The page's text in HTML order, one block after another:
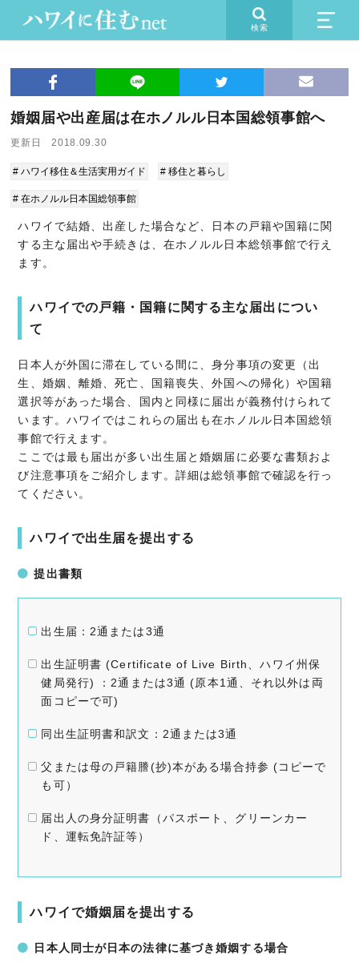
検索
婚姻届や出産届は在ホノルル日本国総領事館へ
更新日 2018.09.30
# ハワイ移住＆生活実用ガイド # 移住と暮らし
# 在ホノルル日本国総領事館
ハワイで結婚、出産した場合など、日本の戸籍や国籍に関
する主な届出や手続きは、在ホノルル日本総領事館で行え
ます。
ハワイでの戸籍・国籍に関する主な届出につい
て
日本人が外国に滞在している間に、身分事項の変更（出
生、婚姻、離婚、死亡、国籍喪失、外国への帰化）や国籍
選択等があった場合、国内と同様に届出が義務付けられて
います。ハワイではこれらの届出も在ホノルル日本国総領
事館で行えます。
ここでは最も届出が多い出生届と婚姻届に必要な書類およ
び注意事項をご紹介します。詳細は総領事館で確認を行っ
てください。
ハワイで出生届を提出する
提出書類
出生届：2通または3通
出生証明書 (Certificate of Live Birth、ハワイ州保
健局発行) ：2通または3通 (原本1通、それ以外は両
面コピーで可)
同出生証明書和訳文：2通または3通
父または母の戸籍謄(抄)本がある場合持参 (コピーで
も可）
届出人の身分証明書（パスポート、グリーンカー
ド、運転免許証等）
ハワイで婚姻届を提出する
日本人同士が日本の法律に基づき婚姻する場合